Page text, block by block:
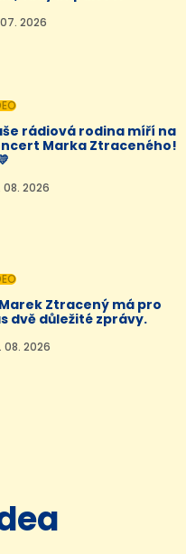
2026
rádiová rodina míří na
Marka Ztraceného!
08. 2026
Ztracený má pro
dvě důležité zprávy.
08. 2026